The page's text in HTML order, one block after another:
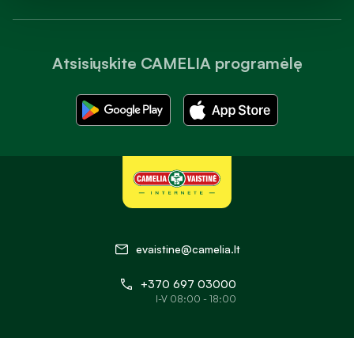
Atsisiųskite CAMELIA programėlę
evaistine@camelia.lt
+370 697 03000
I-V 08:00 - 18:00